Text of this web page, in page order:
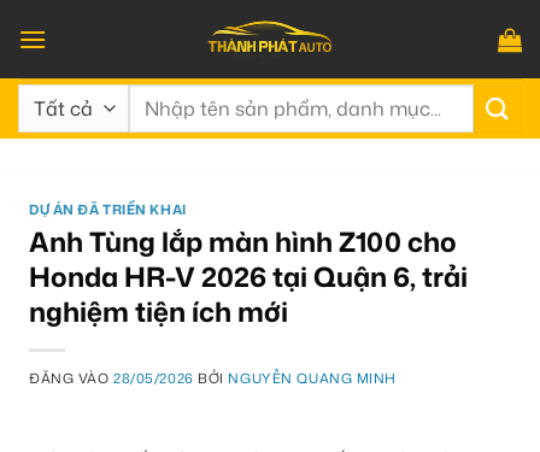
qua
nội
dung
Tìm
DỰ ÁN ĐÃ TRIỂN KHAI
Anh Tùng lắp màn hình Z100 cho
Honda HR-V 2026 tại Quận 6, trải
nghiệm tiện ích mới
ĐĂNG VÀO28/05/2026 BỞI NGUYỄN QUANG MINH